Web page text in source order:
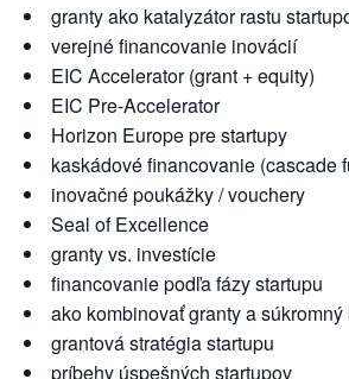
granty ako katalyzátor rastu
verejné financovanie inovácií
EIC Accelerator (grant + equity)
EIC Pre-Accelerator
Horizon Europe pre startupy
kaskádové financovanie (cascade
inovačné poukážky / vouchery
Seal of Excellence
granty vs. investície
financovanie podľa fázy startupu
ako kombinovať granty a súkromný
grantová stratégia startupu
príbehy úspešných startupov